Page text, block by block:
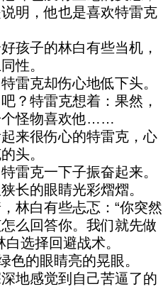
明，他也是喜欢特雷克
孩子的林白有些当机，
性。
雷克却伤心地低下头。
？特雷克想着：果然，
个怪物喜欢他……
来很伤心的特雷克，心
头。
雷克一下子振奋起来。
长的眼睛光彩熠熠。
林白有些忐忑：“你突然
么回答你。我们就先做
选择回避战术。
色的眼睛亮的晃眼。
地感觉到自己苦逼了的